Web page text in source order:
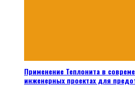
Применение Теплонита в
инженерных проектах для